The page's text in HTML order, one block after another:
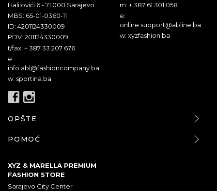
Halilovići 6 - 71 000 Sarajevo
MBS: 65-01-0360-11
ID: 4201124330009
PDV: 201124330009
t/fax: + 387 33 207 676
e:
info.abl@fashioncompany.ba
w: sportina.ba
m: + 387 61 301 058
e:
online.support@abline.ba
w: xyzfashion.ba
OPŠTE
POMOĆ
XYZ & MARELLA PREMIUM
FASHION STORE
Sarajevo City Center